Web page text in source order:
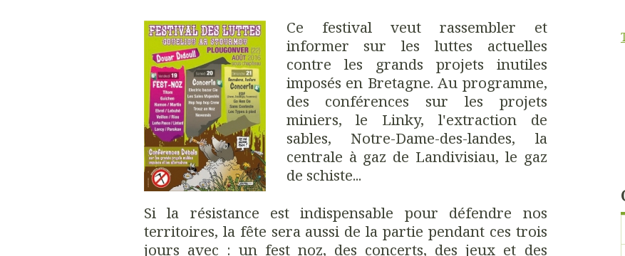
Ce festival veut rassembler et
informer sur les luttes actuelles
contre les grands projets inutiles
imposés en Bretagne. Au programme,
des conférences sur les projets
miniers, le Linky, l'extraction de
sables, Notre-Dame-des-landes, la
centrale à gaz de Landivisiau, le gaz
de schiste...
Si la résistance est indispensable pour défendre nos
territoires, la fête sera aussi de la partie pendant ces trois
jours avec : un fest noz, des concerts, des jeux et des